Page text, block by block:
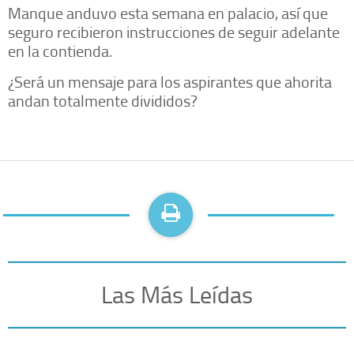
Manque anduvo esta semana en palacio, así que
seguro recibieron instrucciones de seguir adelante
en la contienda.
¿Será un mensaje para los aspirantes que ahorita
andan totalmente divididos?
Las Más Leídas